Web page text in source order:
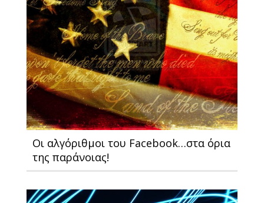
Οι αλγόριθμοι του Facebook…στα όρια
της παράνοιας!